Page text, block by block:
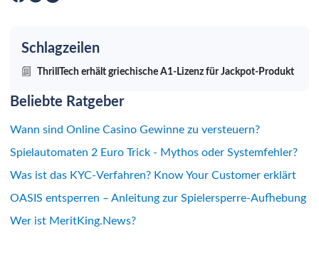
Schlagzeilen
ThrillTech erhält griechische A1-Lizenz für Jackpot-Produkt
Beliebte Ratgeber
Wann sind Online Casino Gewinne zu versteuern?
Spielautomaten 2 Euro Trick - Mythos oder Systemfehler?
Was ist das KYC-Verfahren? Know Your Customer erklärt
OASIS entsperren – Anleitung zur Spielersperre-Aufhebung
Wer ist MeritKing.News?